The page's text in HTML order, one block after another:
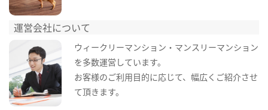
運営会社について
ウィークリーマンション・マンスリーマンション
を多数運営しています。
お客様のご利用目的に応じて、幅広くご紹介させ
て頂きます。